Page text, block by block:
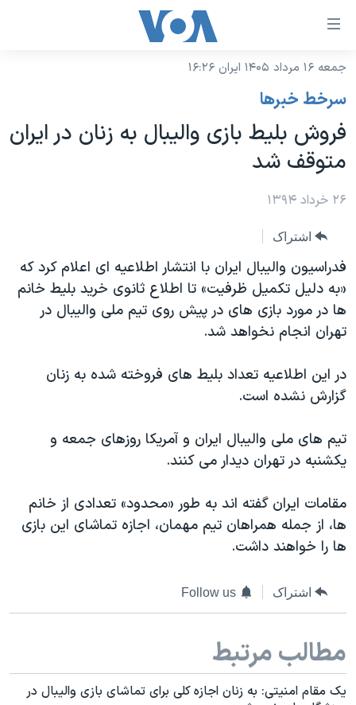
لینکهای
دسترسی
جهش
محتوای
اصلی
به
اصلی
جهش
به
جستجو
نسخه سبک وب‌سایت
موضوع ها
ایران
آمریکا
جهان
گزیده‌ها
ویژه برنامه‌ها
ویدیوها
فرهنگ و زندگی
حقوق شهروندی
علم و فناوری
گالری عکس
آرشیو پخش زنده
برنامه های تلویزیونی
جدول برنامه ها
صفحه‌های ویژه
عملیات خشم حماسی
۲۵۰سالگی آمریکا
بایگانی برنامه‌های تلویزیونی
مستندها
انتخابات ریاست جمهوری آمریکا ۲۰۲۴
رمز مهسا
اعتراضات زن، زندگی، آزادی
مجموعه مستندهای دادخواهی
دادگاه حمید نوری
قانون شفافیت دارائی کادر رهبری ایران
اعتراضات مردمی آبان ۹۸
فرکانس‌های صدای آمریکا
پخش رادیویی
یادگیری زبان انگلیسی
دنبال کنید
جمعه ۱۶ مرداد ۱۴۰۵ ایران ۱۶:۲۶
سرخط خبرها
فروش بلیط بازی والیبال به زنان در ایران
متوقف شد
۲۶ خرداد ۱۳۹۴
اشتراک
فدراسیون والیبال ایران با انتشار اطلاعیه ای اعلام کرد که
«به دلیل تکمیل ظرفیت» تا اطلاع ثانوی خرید بلیط خانم
ها در مورد بازی های در پیش روی تیم ملی والیبال در
تهران انجام نخواهد شد.
در این اطلاعیه تعداد بلیط های فروخته شده به زنان
گزارش نشده است.
تیم های ملی والیبال ایران و آمریکا روزهای جمعه و
یکشنبه در تهران دیدار می کنند.​
مقامات ایران گفته اند به طور «محدود» تعدادی از خانم
ها، از جمله همراهان تیم مهمان، اجازه تماشای این بازی
ها را خواهند داشت.
اشتراک Follow us
مطالب مرتبط
یک مقام امنیتی: به زنان اجازه کلی برای تماشای بازی والیبال در